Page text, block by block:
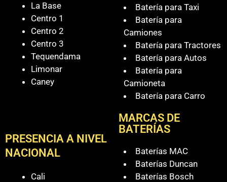
La Base
Centro 1
Centro 2
Centro 3
Tequendama
Limonar
Caney
PRESENCIA A NIVEL
NACIONAL
Cali
Batería para Taxi
Batería para
Camiones
Batería para Tractores
Batería para Autos
Batería para
Camioneta
Batería para Carro
MARCAS DE
BATERÍAS
Baterías MAC
Baterías Duncan
Baterías Bosch